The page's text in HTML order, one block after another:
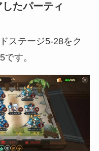
たパーティ
ステージ5-28をク
す。